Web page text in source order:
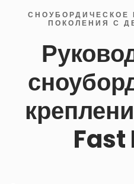
СНОУБОРДИЧЕСКОЕ
ПОКОЛЕНИЯ С
Fast